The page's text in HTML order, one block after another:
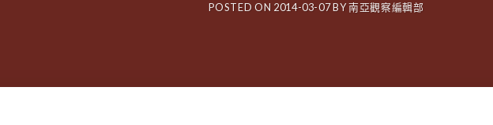
POSTED ON 2014-03-07BY南亞觀察編輯部